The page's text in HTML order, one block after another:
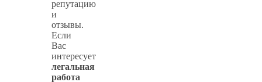
репутацию
и
отзывы.
Если
Вас
интересует
легальная
работа